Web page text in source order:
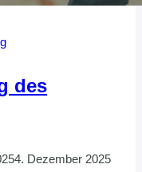
des
4. Dezember 2025